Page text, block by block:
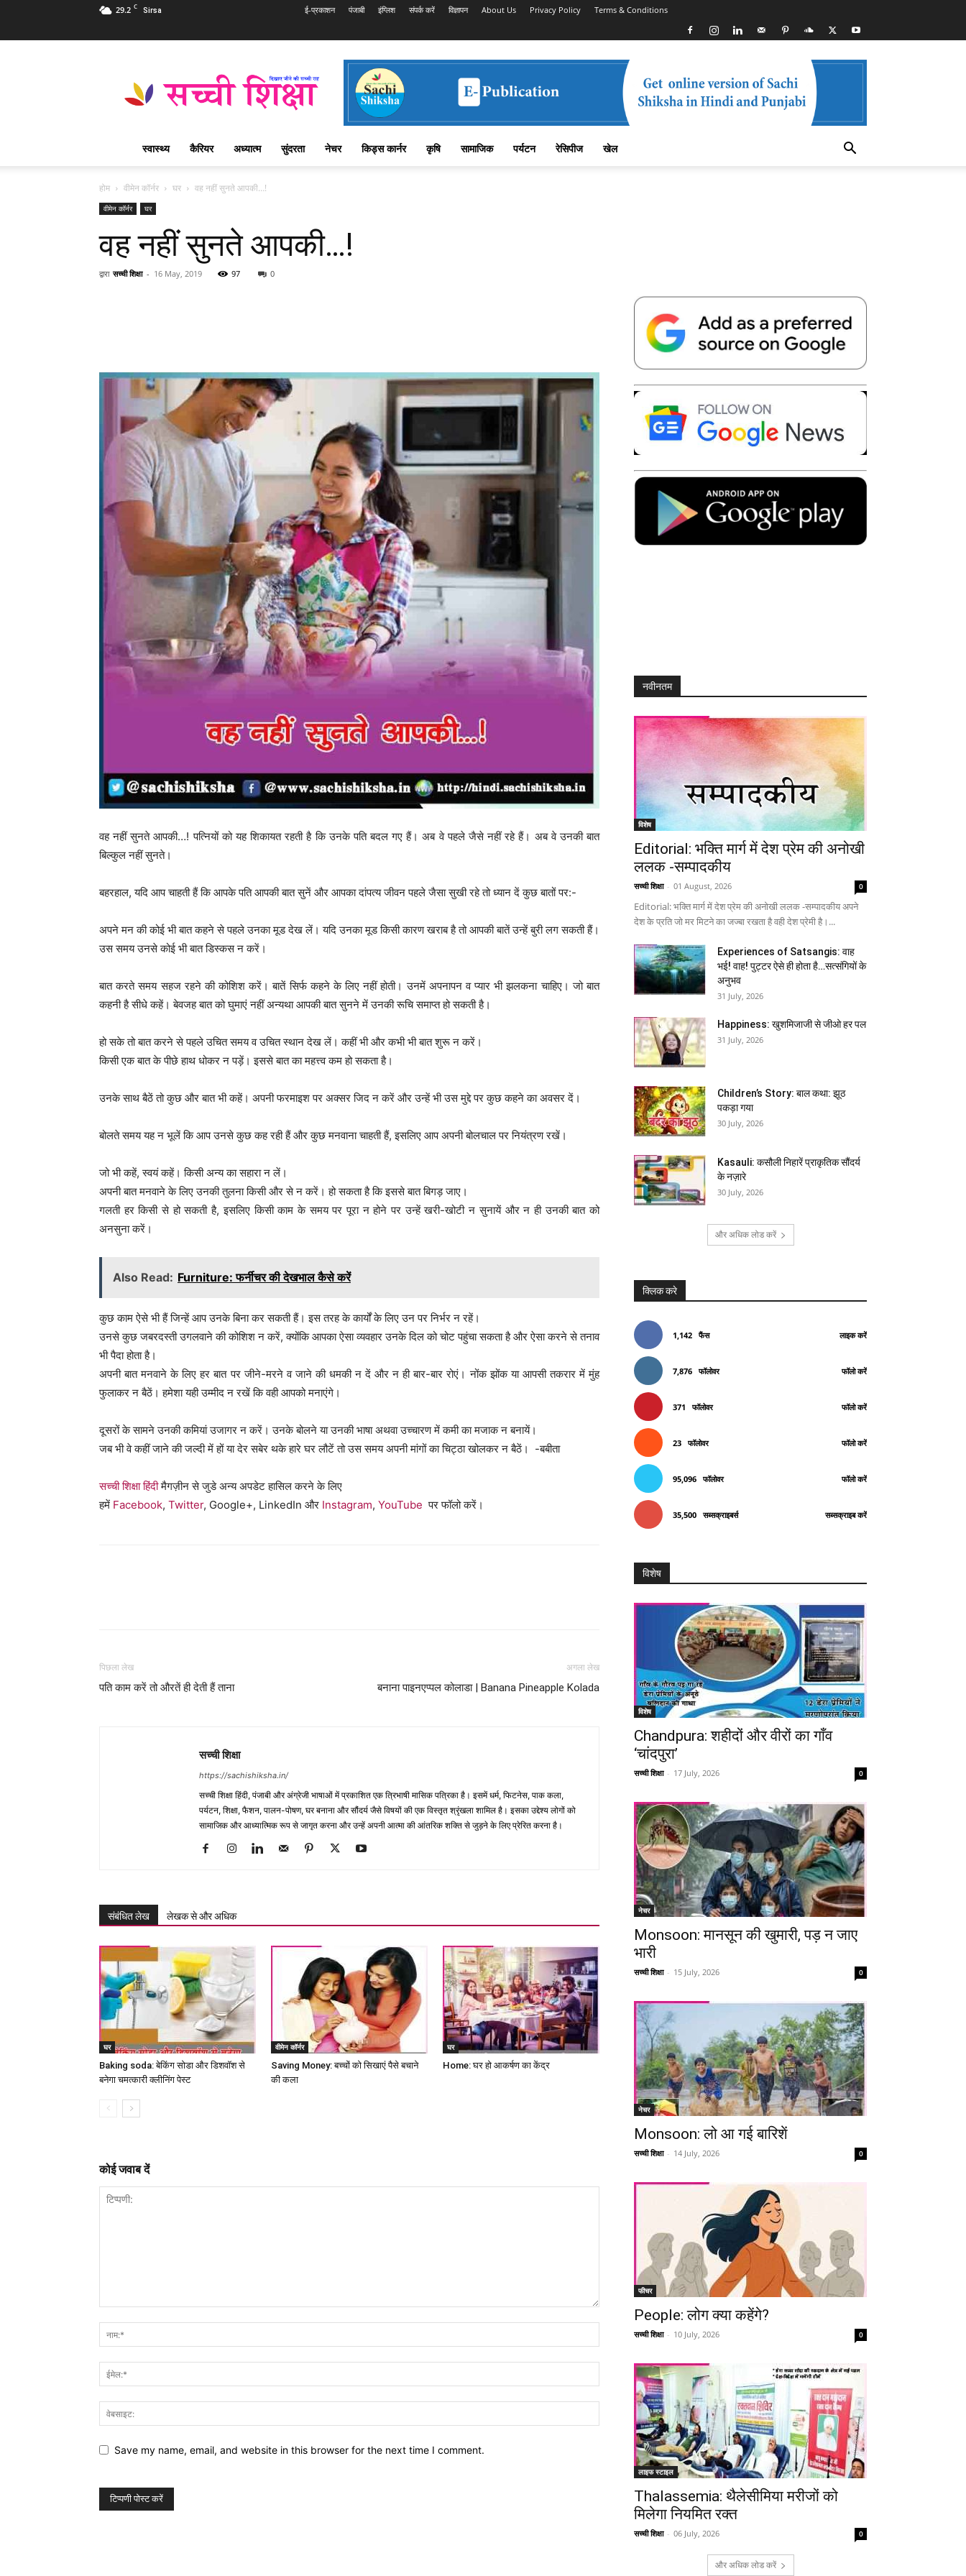
29.2 C Sirsa ई-प्रकाशन पंजाबी इंग्लिश संपर्क करें विज्ञापन About Us Privacy Policy Terms & Conditions
Shiksha
शिक्षा
पत्रिका
स्वास्थ्य कैरियर अध्यात्म सुंदरता नेचर किड्स कार्नर कृषि सामाजिक पर्यटन रेसिपीज खेल
होम वीमेन कॉर्नर घर वह नहीं सुनते आपकी…!
वीमेन कॉर्नर घर
वह नहीं सुनते आपकी…!
द्वारा सच्ची शिक्षा - 16 May, 2019 97 0
Telegram Copy URL
वह नहीं सुनते आपकी…! पत्नियों को यह शिकायत रहती है कि उनके पति बदल गए हैं। अब वे पहले जैसे नहीं रहे हैं। अब वे उनकी बात
बिल्कुल नहीं सुनते।
बहरहाल, यदि आप चाहती हैं कि आपके पति आपकी बात सुनें और आपका दांपत्य जीवन पहले जैसा सुखी रहे तो ध्यान दें कुछ बातों पर:-
अपने मन की कोई भी बात कहने से पहले उनका मूड देख लें। यदि उनका मूड किसी कारण खराब है तो आपकी बातें उन्हें बुरी लग सकती हैं।
उस समय उनसे कोई भी बात डिस्कस न करें।
बात करते समय सहज रहने की कोशिश करें। बातें सिर्फ कहने के लिए नहीं होती। उनमें अपनापन व प्यार भी झलकना चाहिए। जो बात
कहनी है सीधे कहें। बेवजह बात को घुमाएं नहीं अन्यथा आपकी बात सुनने में उनकी रूचि समाप्त हो सकती है।
हो सके तो बात करने से पहले उचित समय व उचित स्थान देख लें। कहीं भी और कभी भी बात शुरू न करें।
किसी एक बात के पीछे हाथ धोकर न पड़ें। इससे बात का महत्त्व कम हो सकता है।
उनके साथ बैठें तो कुछ और बात भी कहें। अपनी फरमाइश पर अक्सर जिद न करें और उन्हें भी उस मुद्दे पर कुछ कहने का अवसर दें।
बोलते समय यह न भूलें कि आप उनसे कुछ कह रही हैं और कुछ मनवाना चाहती हैं, इसलिए आप अपनी बोलचाल पर नियंत्रण रखें।
जो भी कहें, स्वयं कहें। किसी अन्य का सहारा न लें।
अपनी बात मनवाने के लिए उनकी तुलना किसी और से न करें। हो सकता है कि इससे बात बिगड़ जाए।
गलती हर किसी से हो सकती है, इसलिए किसी काम के समय पर पूरा न होने पर उन्हें खरी-खोटी न सुनायें और न ही उनकी बात को
अनसुना करें।
Also Read: Furniture: फर्नीचर की देखभाल कैसे करें
कुछ काम ऐसे भी हैं जिन्हें आप उनके बिना कर सकती हैं। इस तरह के कार्यों के लिए उन पर निर्भर न रहें।
उनसे कुछ जबरदस्ती उगलवाने की कोशिश न करें, क्योंकि आपका ऐसा व्यवहार उनके दिल को चोट पहुंचा सकता है और ऐसा करने से तनाव
भी पैदा होता है।
अपनी बात मनवाने के लिए हर बात पर जीने-मरने व जाने की धमकी न दें और न ही बार-बार रोएं। नोंक झोंक या आपसी तकरार में मुंह
फुलाकर न बैठें। हमेशा यही उम्मीद न रखें कि वही आपको मनाएंगे।
दूसरों के सामने उनकी कमियां उजागर न करें। उनके बोलने या उनकी भाषा अथवा उच्चारण में कमी का मजाक न बनायें।
जब भी वे कहीं जाने की जल्दी में हों या देर सबेर थके हारे घर लौटें तो उस समय अपनी मांगों का चिट्ठा खोलकर न बैठें। -बबीता
सच्ची शिक्षा हिंदीमैगज़ीन से जुडे अन्य अपडेट हासिल करने के लिए
हमें Facebook, Twitter, Google+, LinkedIn और Instagram, YouTube पर फॉलो करें।
पिछला लेख
पति काम करें तो औरतें ही देती हैं ताना
अगला लेख
बनाना पाइनएप्पल कोलाडा | Banana Pineapple Kolada
सच्ची शिक्षा
https://sachishiksha.in/
सच्ची शिक्षा हिंदी, पंजाबी और अंग्रेजी भाषाओं में प्रकाशित एक त्रिभाषी मासिक पत्रिका है। इसमें धर्म, फिटनेस, पाक कला,
पर्यटन, शिक्षा, फैशन, पालन-पोषण, घर बनाना और सौंदर्य जैसे विषयों की एक विस्तृत श्रृंखला शामिल है। इसका उद्देश्य लोगों को
सामाजिक और आध्यात्मिक रूप से जागृत करना और उन्हें अपनी आत्मा की आंतरिक शक्ति से जुड़ने के लिए प्रेरित करना है।
संबंधित लेख लेखक से और अधिक
घर
Baking soda: बेकिंग सोडा और डिशवॉश से
बनेगा चमत्कारी क्लीनिंग पेस्ट
वीमेन कॉर्नर
Saving Money: बच्चों को सिखाएं पैसे बचाने
की कला
घर
Home: घर हो आकर्षण का केंद्र
कोई जवाब दें
Save my name, email, and website in this browser for the next time I comment.
नवीनतम
विशेष
Editorial: भक्ति मार्ग में देश प्रेम की अनोखी
ललक -सम्पादकीय
सच्ची शिक्षा - 01 August, 2026 0
Editorial: भक्ति मार्ग में देश प्रेम की अनोखी ललक -सम्पादकीय अपने
देश के प्रति जो मर मिटने का जज्बा रखता है वही देश प्रेमी है।...
Experiences of Satsangis: वाह
भई! वाह! पुट्टर ऐसे ही होता है…सत्संगियों के
अनुभव
31 July, 2026
Happiness: खुशमिजाजी से जीओ हर पल
31 July, 2026
Children’s Story: बाल कथा: झूठ
पकड़ा गया
30 July, 2026
Kasauli: कसौली निहारें प्राकृतिक सौंदर्य
के नज़ारे
30 July, 2026
और अधिक लोड करें
क्लिक करे
1,142 फैंस लाइक करें
7,876 फॉलोवर फॉलो करें
371 फॉलोवर फॉलो करें
23 फॉलोवर फॉलो करें
95,096 फॉलोवर फॉलो करें
35,500 सब्सक्राइबर्स सब्सक्राइब करें
विशेष
विशेष
Chandpura: शहीदों और वीरों का गाँव
‘चांदपुरा’
सच्ची शिक्षा - 17 July, 2026 0
नेचर
Monsoon: मानसून की खुमारी, पड़ न जाए
भारी
सच्ची शिक्षा - 15 July, 2026 0
नेचर
Monsoon: लो आ गई बारिशें
सच्ची शिक्षा - 14 July, 2026 0
फीचर
People: लोग क्या कहेंगे?
सच्ची शिक्षा - 10 July, 2026 0
लाइफ स्टाइल
Thalassemia: थैलेसीमिया मरीजों को
मिलेगा नियमित रक्त
सच्ची शिक्षा - 06 July, 2026 0
और अधिक लोड करें